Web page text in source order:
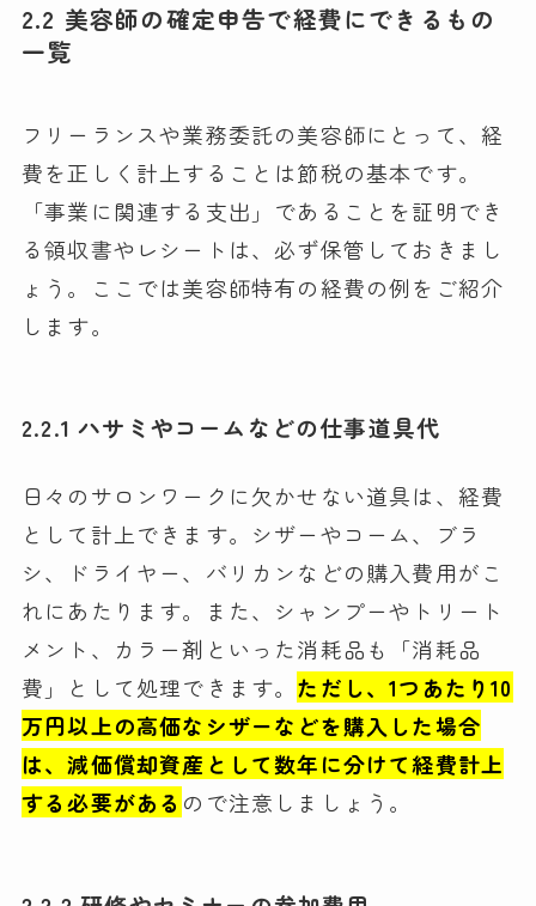
2.2 美容師の確定申告で経費にできるもの
一覧
フリーランスや業務委託の美容師にとって、経
費を正しく計上することは節税の基本です。
「事業に関連する支出」であることを証明でき
る領収書やレシートは、必ず保管しておきまし
ょう。ここでは美容師特有の経費の例をご紹介
します。
2.2.1 ハサミやコームなどの仕事道具代
日々のサロンワークに欠かせない道具は、経費
として計上できます。シザーやコーム、ブラ
シ、ドライヤー、バリカンなどの購入費用がこ
れにあたります。また、シャンプーやトリート
メント、カラー剤といった消耗品も「消耗品
費」として処理できます。 ただし、1つあたり10
万円以上の高価なシザーなどを購入した場合
は、減価償却資産として数年に分けて経費計上
する必要がある ので注意しましょう。